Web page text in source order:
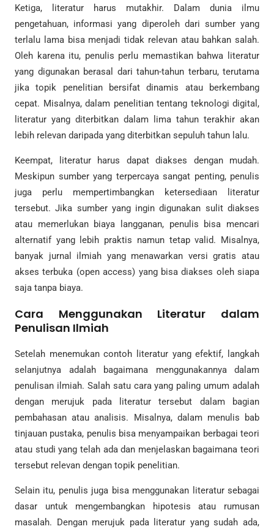
Ketiga, literatur harus mutakhir. Dalam dunia ilmu
pengetahuan, informasi yang diperoleh dari sumber yang
terlalu lama bisa menjadi tidak relevan atau bahkan salah.
Oleh karena itu, penulis perlu memastikan bahwa literatur
yang digunakan berasal dari tahun-tahun terbaru, terutama
jika topik penelitian bersifat dinamis atau berkembang
cepat. Misalnya, dalam penelitian tentang teknologi digital,
literatur yang diterbitkan dalam lima tahun terakhir akan
lebih relevan daripada yang diterbitkan sepuluh tahun lalu.
Keempat, literatur harus dapat diakses dengan mudah.
Meskipun sumber yang terpercaya sangat penting, penulis
juga perlu mempertimbangkan ketersediaan literatur
tersebut. Jika sumber yang ingin digunakan sulit diakses
atau memerlukan biaya langganan, penulis bisa mencari
alternatif yang lebih praktis namun tetap valid. Misalnya,
banyak jurnal ilmiah yang menawarkan versi gratis atau
akses terbuka (open access) yang bisa diakses oleh siapa
saja tanpa biaya.
Cara Menggunakan Literatur dalam
Penulisan Ilmiah
Setelah menemukan contoh literatur yang efektif, langkah
selanjutnya adalah bagaimana menggunakannya dalam
penulisan ilmiah. Salah satu cara yang paling umum adalah
dengan merujuk pada literatur tersebut dalam bagian
pembahasan atau analisis. Misalnya, dalam menulis bab
tinjauan pustaka, penulis bisa menyampaikan berbagai teori
atau studi yang telah ada dan menjelaskan bagaimana teori
tersebut relevan dengan topik penelitian.
Selain itu, penulis juga bisa menggunakan literatur sebagai
dasar untuk mengembangkan hipotesis atau rumusan
masalah. Dengan merujuk pada literatur yang sudah ada,